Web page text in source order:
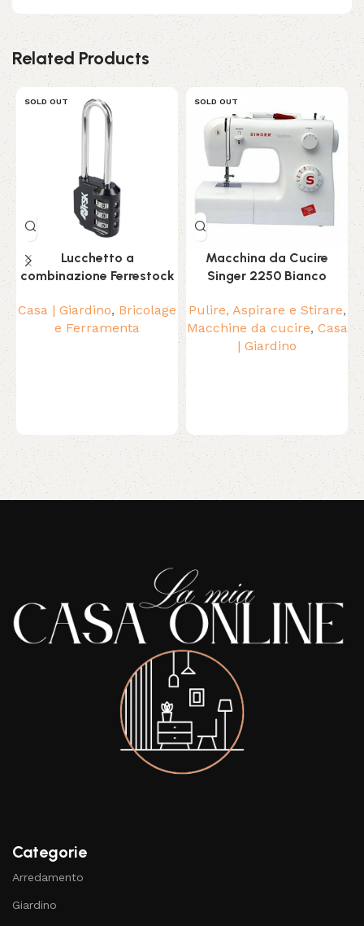
Related Products
SOLD OUT
Lucchetto a
combinazione Ferrestock
Casa | Giardino, Bricolage
e Ferramenta
SOLD OUT
Macchina da Cucire
Singer 2250 Bianco
Pulire, Aspirare e Stirare,
Macchine da cucire, Casa
| Giardino
Read More
Categorie
Arredamento
Giardino